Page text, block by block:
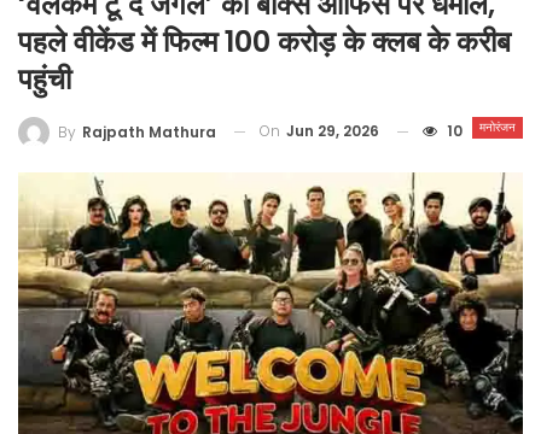
पहले वीकेंड में फिल्म 100 करोड़ के क्लब के करीब
पहुंची
मनोरंजन
By Rajpath Mathura On Jun 29, 2026 10